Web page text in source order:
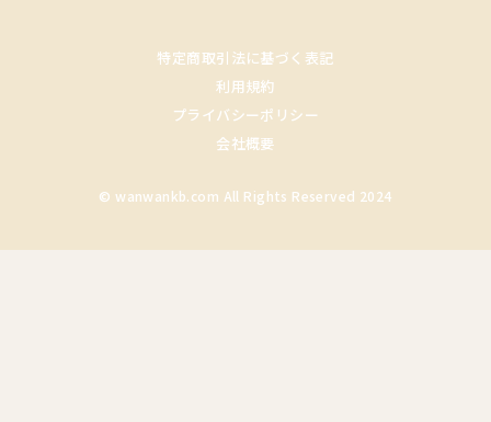
特定商取引法に基づく表記
利用規約
プライバシーポリシー
会社概要
© wanwankb.com All Rights Reserved 2024